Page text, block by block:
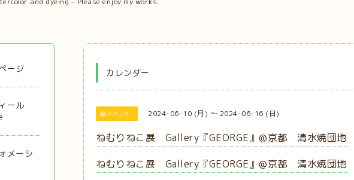
カレンダー
猫イベント 2024-06-10 (月) ～ 2024-06-16 (日)
ねむりねこ展 Gallery『GEORGE』@京都 清水焼団地
ねむりねこ展 Gallery『GEORGE』@京都 清水焼団地
ージ
ール
メーシ